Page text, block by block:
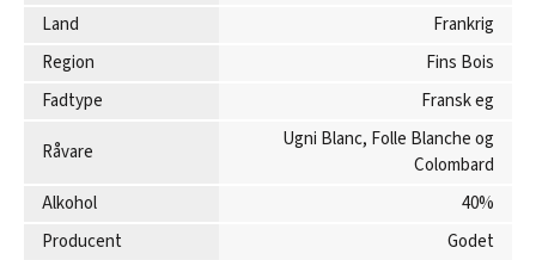
Land
Frankrig
Region
Fins Bois
Fadtype
Fransk eg
Råvare
Ugni Blanc, Folle Blanche og
Colombard
Alkohol
40%
Producent
Godet